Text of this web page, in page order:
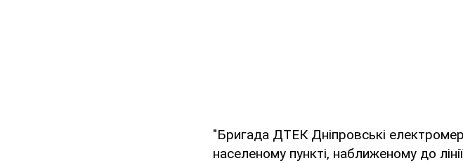
"Бригада ДТЕК Дніпровські
населеному пункті, наближеному до